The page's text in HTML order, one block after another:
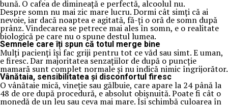
bună. O cafea de dimineață e perfectă, alcoolul nu.
Despre somn nu mai zic mare lucru. Dormi cât simți că ai
nevoie, iar dacă noaptea e agitată, fă-ți o oră de somn după
prânz. Vindecarea se petrece mai ales în somn, e o realitate
biologică pe care nu o spune destul lumea.
Semnele care îți spun că totul merge bine
Mulți pacienți își fac griji pentru tot ce văd sau simt. E uman,
e firesc. Dar majoritatea senzațiilor de după o puncție
mamară sunt complet normale și nu indică nimic îngrijorător.
Vânătaia, sensibilitatea și disconfortul firesc
O vânătaie mică, vineție sau gălbuie, care apare la 24 până la
48 de ore după procedură, e absolut obișnuită. Poate fi cât o
monedă de un leu sau ceva mai mare. Își schimbă culoarea în